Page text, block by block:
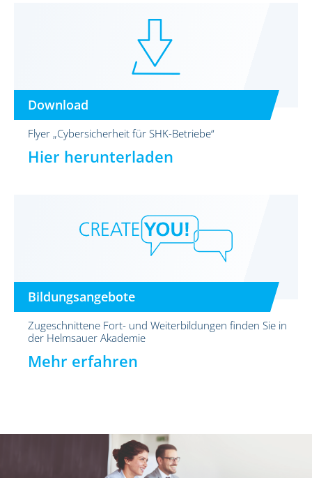
Download
Flyer „Cybersicherheit für SHK-Betriebe“
Hier herunterladen
Bildungsangebote
Zugeschnittene Fort- und Weiterbildungen finden Sie in
der Helmsauer Akademie
Mehr erfahren